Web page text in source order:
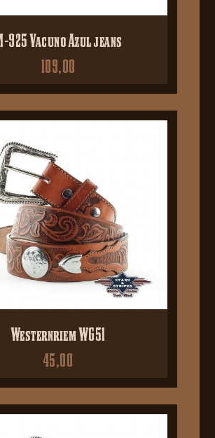
925 Vacuno Azul jeans
109,00
Westernriem WG51
45,00